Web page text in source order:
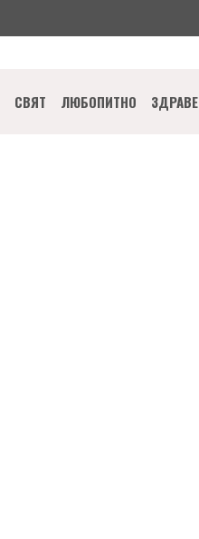
СВЯТ ЛЮБОПИТНО ЗДРАВЕ